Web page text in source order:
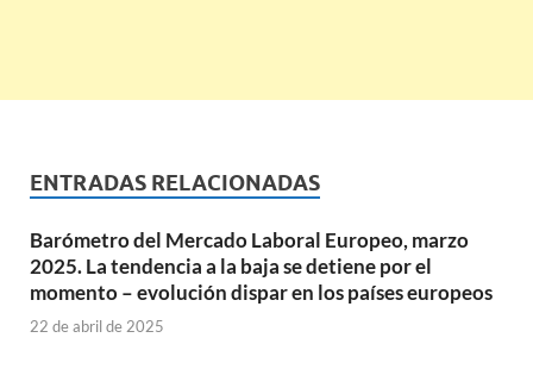
ENTRADAS RELACIONADAS
Barómetro del Mercado Laboral Europeo, marzo
2025. La tendencia a la baja se detiene por el
momento – evolución dispar en los países europeos
22 de abril de 2025